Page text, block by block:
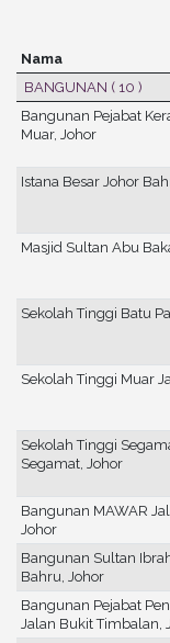
Nama
BANGUNAN ( 10 )
Bangunan Pejabat
Muar, Johor
Istana Besar Johor
Masjid Sultan Abu
Sekolah Tinggi Batu
Sekolah Tinggi Muar
Sekolah Tinggi
Segamat, Johor
Bangunan MAWAR
Johor
Bangunan Sultan
Bahru, Johor
Bangunan Pejabat
Jalan Bukit Timbalan,